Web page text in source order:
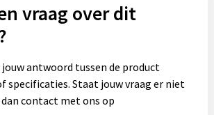
vraag over dit
antwoord tussen de product
specificaties. Staat jouw vraag er niet
contact met ons op